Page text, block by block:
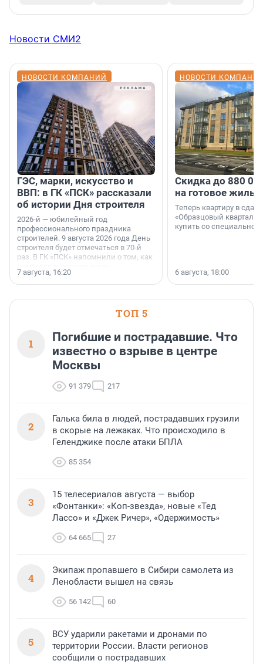
Новости СМИ2
НОВОСТИ КОМПАНИЙ
ГЭС, марки, искусство и
ВВП: в ГК «ПСК» рассказали
об истории Дня строителя
2026-й — юбилейный год
профессионального праздника
строителей. 9 августа 2026 года День
строителя будет отмечаться в 70-й
раз. В ГК «ПСК» напомнили о том, как
поменялась роль строительства.
7 августа, 16:20
НОВОСТИ
Скидка до 880
на готовое
Теперь квартиру в
«Образцовый квартал
купить со специальной
6 августа, 18:00
ТОП 5
1
Погибшие и пострадавшие. Что
известно о взрыве в центре
Москвы
91 379 217
2
Галька била в людей, пострадавших грузили
в скорые на лежаках. Что происходило в
Геленджике после атаки БПЛА
85 354
3
15 телесериалов августа — выбор
«Фонтанки»: «Коп-звезда», новые «Тед
Лассо» и «Джек Ричер», «Одержимость»
64 665 27
4
Экипаж пропавшего в Сибири самолета из
Ленобласти вышел на связь
56 142 60
5
ВСУ ударили ракетами и дронами по
территории России. Власти регионов
сообщили о пострадавших